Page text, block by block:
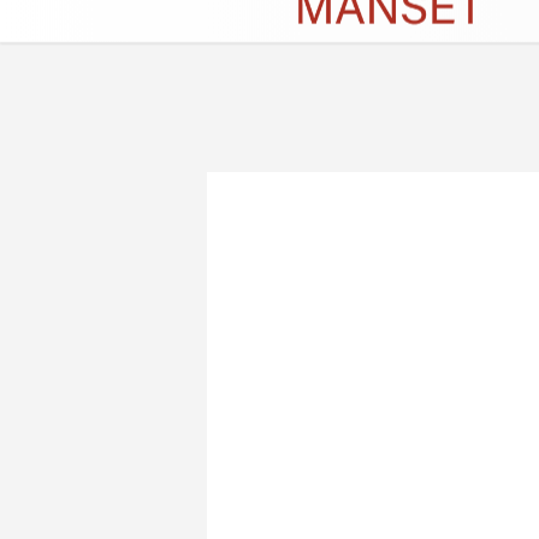
İletişim Çerez Politikası